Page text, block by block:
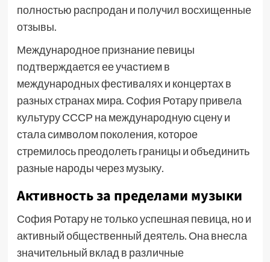
полностью распродан и получил восхищенные
отзывы.
Международное признание певицы
подтверждается ее участием в
международных фестивалях и концертах в
разных странах мира. София Ротару привела
культуру СССР на международную сцену и
стала символом поколения, которое
стремилось преодолеть границы и объединить
разные народы через музыку.
Активность за пределами музыки
София Ротару не только успешная певица, но и
активный общественный деятель. Она внесла
значительный вклад в различные